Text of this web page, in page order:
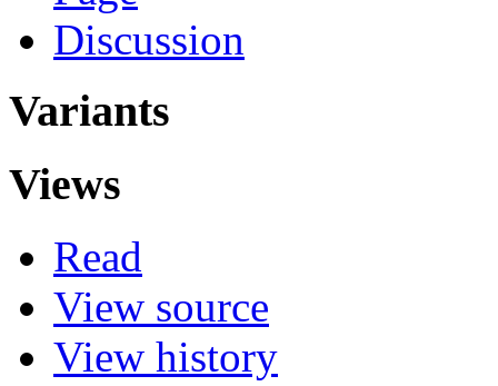
Discussion
Variants
Views
Read
View source
View history